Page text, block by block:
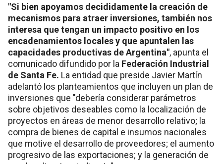
"Si bien apoyamos decididamente la creación de
mecanismos para atraer inversiones, también nos
interesa que tengan un impacto positivo en los
encadenamientos locales y que apuntalen las
capacidades productivas de Argentina", apunta el
comunicado difundido por la Federación Industrial
de Santa Fe. La entidad que preside Javier Martín
adelantó los planteamientos que incluyen un plan de
inversiones que "debería considerar parámetros
sobre objetivos deseables como la localización de
proyectos en áreas de menor desarrollo relativo; la
compra de bienes de capital e insumos nacionales
que motive el desarrollo de proveedores; el aumento
progresivo de las exportaciones; y la generación de